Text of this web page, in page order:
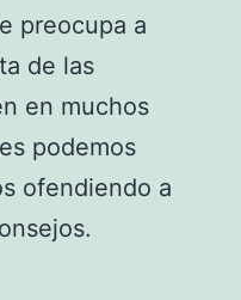
preocupa a
de las
en muchos
podemos
ofendiendo a